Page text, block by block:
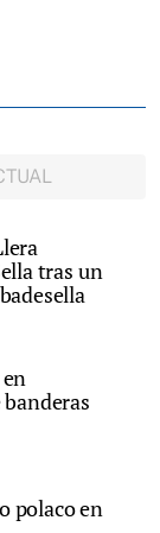
tras un
polaco en